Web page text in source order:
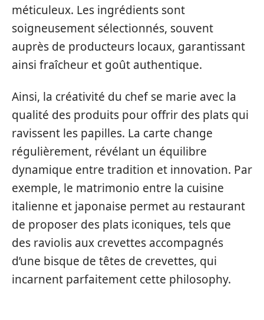
méticuleux. Les ingrédients sont
soigneusement sélectionnés, souvent
auprès de producteurs locaux, garantissant
ainsi fraîcheur et goût authentique.
Ainsi, la créativité du chef se marie avec la
qualité des produits pour offrir des plats qui
ravissent les papilles. La carte change
régulièrement, révélant un équilibre
dynamique entre tradition et innovation. Par
exemple, le matrimonio entre la cuisine
italienne et japonaise permet au restaurant
de proposer des plats iconiques, tels que
des raviolis aux crevettes accompagnés
d’une bisque de têtes de crevettes, qui
incarnent parfaitement cette philosophy.